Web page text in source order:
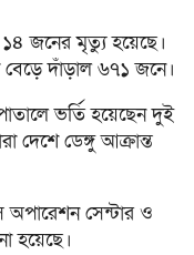
জনের মৃত্যু হয়েছে।
দাঁড়াল ৬৭১ জনে।
ভর্তি হয়েছেন দুই
দেশে ডেঙ্গু আক্রান্ত
অপারেশন সেন্টার ও
হয়েছে।